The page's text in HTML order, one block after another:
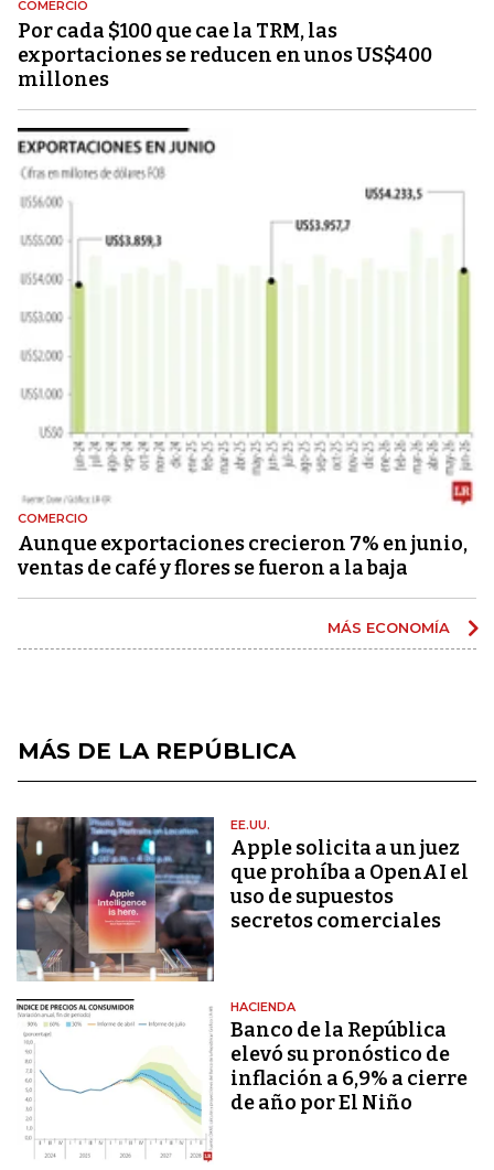
COMERCIO
Por cada $100 que cae la TRM, las
exportaciones se reducen en unos US$400
millones
COMERCIO
Aunque exportaciones crecieron 7% en junio,
ventas de café y flores se fueron a la baja
MÁS ECONOMÍA
MÁS DE LA REPÚBLICA
EE.UU.
Apple solicita a un juez
que prohíba a OpenAI el
uso de supuestos
secretos comerciales
HACIENDA
Banco de la República
elevó su pronóstico de
inflación a 6,9% a cierre
de año por El Niño